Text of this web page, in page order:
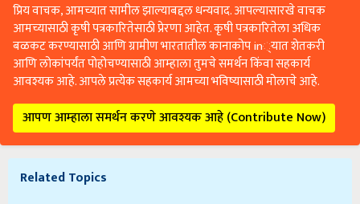
प्रिय वाचक, आमच्यात सामील झाल्याबद्दल धन्यवाद. आपल्यासारखे वाचक
आमच्यासाठी कृषी पत्रकारितेसाठी प्रेरणा आहेत. कृषी पत्रकारितेला अधिक
बळकट करण्यासाठी आणि ग्रामीण भारतातील कानाकोप in्यात शेतकरी
आणि लोकांपर्यंत पोहोचण्यासाठी आम्हाला तुमचे समर्थन किंवा सहकार्य
आवश्यक आहे. आपले प्रत्येक सहकार्य आमच्या भविष्यासाठी मोलाचे आहे.
आपण आम्हाला समर्थन करणे आवश्यक आहे (Contribute Now)
Related Topics